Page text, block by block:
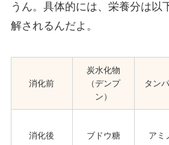
うん。具体的には、栄養分は以
解されるんだよ。
消化前
炭水化物
（デンプ
ン）
タン
消化後 ブドウ糖 アミ